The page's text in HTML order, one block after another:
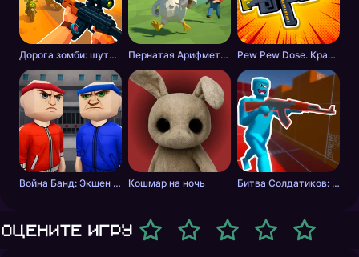
Дорога зомби: шутер с разрушениями Пернатая Арифметика Pew Pew Dose. Крафт оружия
Война Банд: Экшен шутер Кошмар на ночь Битва Солдатиков: Красные против Синих
Оцените игру